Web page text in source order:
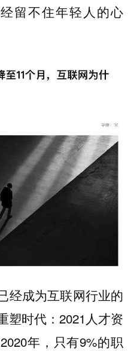
留不住年轻人的心
经成为互联网行业的
塑时代：2021人才资
年，只有9%的职